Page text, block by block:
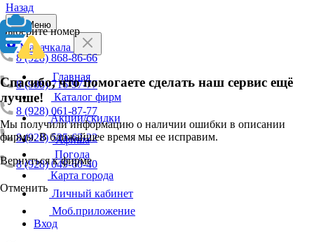
Назад
Выберите номер
8 (928) 868-86-66
8 (988) 716-97-77
8 (928) 061-87-77
8 (928) 525-62-22
8 (928) 049-60-40
Отменить
Спасибо, что помогаете сделать наш сервис ещё
лучше!
Мы получили информацию о наличии ошибки в описании
фирмы. В ближайшее время мы ее исправим.
Вернуться к фирме
Меню
Махачкала
Главная
Каталог фирм
Акции/скидки
Афиша
Погода
Карта города
Личный кабинет
Моб.приложение
Вход